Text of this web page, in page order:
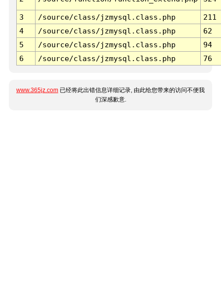
3 /source/class/jzmysql.class.php
211
4
/source/class/jzmysql.class.php
62
5
/source/class/jzmysql.class.php
94
6
/source/class/jzmysql.class.php 76
www.365jz.com 已经将此出错信息详细记录, 由此给您带来的访问不便我
们深感歉意.